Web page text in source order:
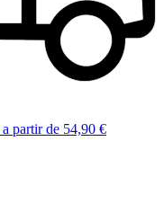
a partir de 54,90 €